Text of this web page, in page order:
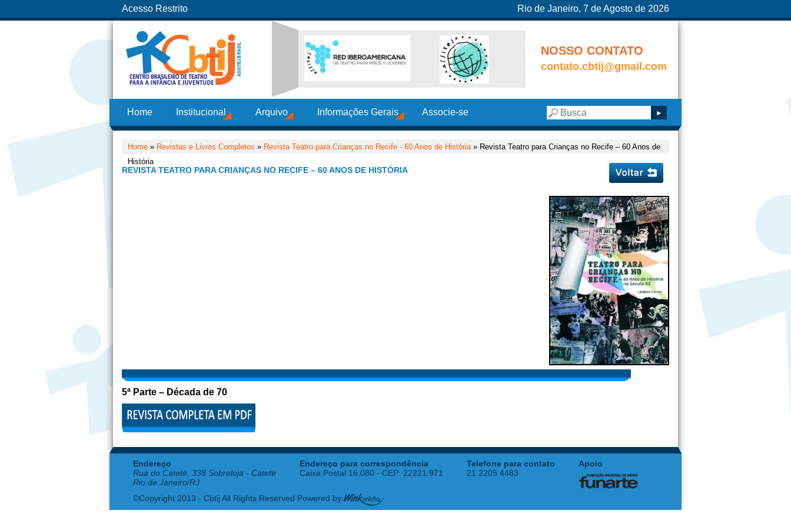
Acesso Restrito Rio de Janeiro, 7 de Agosto de 2026
NOSSO CONTATO
contato.cbtij@gmail.com
Home Institucional Arquivo Informações Gerais Associe-se
Home » Revistas e Livros Completos » Revista Teatro para Crianças no Recife - 60 Anos de História» Revista Teatro para Crianças no Recife – 60 Anos de
História
REVISTA TEATRO PARA CRIANÇAS NO RECIFE – 60 ANOS DE HISTÓRIA
5ª Parte – Década de 70
Endereço
Rua do Catete, 338 Sobreloja - Catete
Rio de Janeiro/RJ
Endereço para correspondência
Caixa Postal 16.080 - CEP: 22221.971
Telefone para contato
21 2205 4483
Apoio
©Copyright 2013 - Cbtij All Rights Reserved Powered by: